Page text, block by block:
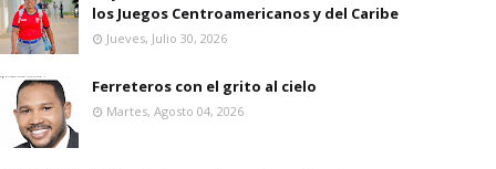
los Juegos Centroamericanos y del Caribe
Jueves, Julio 30, 2026
Ferreteros con el grito al cielo
Martes, Agosto 04, 2026